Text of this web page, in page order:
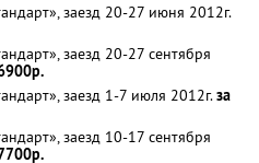
заезд 20-27 июня 2012г.
заезд 20-27 сентября
заезд 1-7 июля 2012г.за
заезд 10-17 сентября